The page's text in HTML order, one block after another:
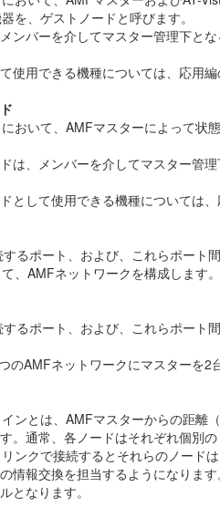
を、ゲストノードと呼びます。
ンバーを介してマスター管理下と
使用できる機種については、応用
おいて、AMFマスターによって状
は、メンバーを介してマスター管
として使用できる機種については
るポート、および、これらポー
、AMFネットワークを構成します。
るポート、および、これらポート
のAMFネットワークにマスターを
ンとは、AMFマスターからの距離
。通常、各ノードはそれぞれ個別
ンクで接続するとそれらのノード
情報交換を担当するようになりま
となります。